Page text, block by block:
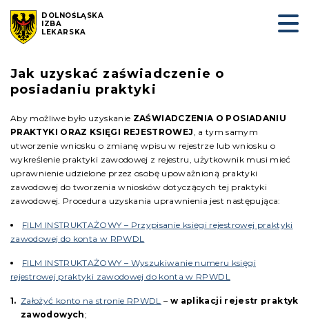
DOLNOŚLĄSKA
IZBA
LEKARSKA
Jak uzyskać zaświadczenie o
posiadaniu praktyki
Aby możliwe było uzyskanie ZAŚWIADCZENIA O POSIADANIU
PRAKTYKI ORAZ KSIĘGI REJESTROWEJ, a tym samym
utworzenie wniosku o zmianę wpisu w rejestrze lub wniosku o
wykreślenie praktyki zawodowej z rejestru, użytkownik musi mieć
uprawnienie udzielone przez osobę upoważnioną praktyki
zawodowej do tworzenia wniosków dotyczących tej praktyki
zawodowej. Procedura uzyskania uprawnienia jest następująca:
FILM INSTRUKTAŻOWY – Przypisanie księgi rejestrowej praktyki
zawodowej do konta w RPWDL
FILM INSTRUKTAŻOWY – Wyszukiwanie numeru księgi
rejestrowej praktyki zawodowej do konta w RPWDL
Założyć konto na stronie RPWDL – w aplikacji rejestr praktyk
zawodowych;